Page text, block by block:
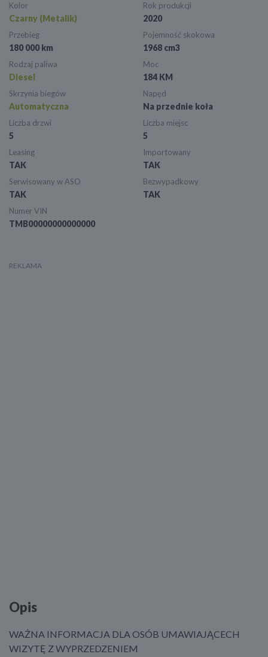
Kolor
Czarny (Metalik)
Rok produkcji
2020
Przebieg
180 000 km
Pojemność skokowa
1968 cm3
Rodzaj paliwa
Diesel
Moc
184 KM
Skrzynia biegów
Automatyczna
Napęd
Na przednie koła
Liczba drzwi
5
Liczba miejsc
5
Leasing
TAK
Importowany
TAK
Serwisowany w ASO
TAK
Bezwypadkowy
TAK
Numer VIN
TMB00000000000000
Opis
WAŻNA INFORMACJA DLA OSÓB UMAWIAJĄCECH
WIZYTĘ Z WYPRZEDZENIEM